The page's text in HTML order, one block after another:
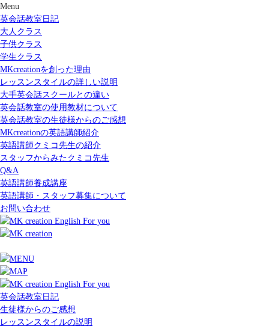
Menu
英会話教室日記
大人クラス
子供クラス
学生クラス
MKcreationを創った理由
レッスンスタイルの詳しい説明
大手英会話スクールとの違い
英会話教室の使用教材について
英会話教室の生徒様からのご感想
MKcreationの英語講師紹介
英語講師クミコ先生の紹介
スタッフからみたクミコ先生
Q&A
英語講師養成講座
英語講師・スタッフ募集について
お問い合わせ
英会話教室日記
生徒様からのご感想
レッスンスタイルの説明